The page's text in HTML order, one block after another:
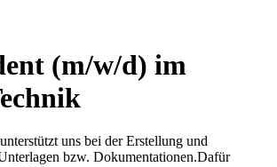
(m/w/d) im
uns bei der Erstellung und
bzw. Dokumentationen.Dafür